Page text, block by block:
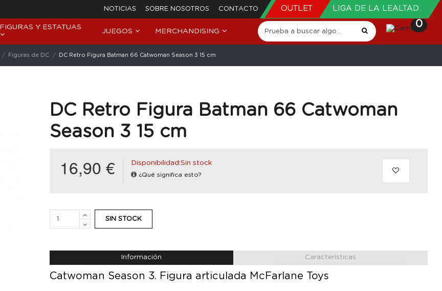
NOTICIAS SOBRE NOSOTROS CONTACTO OUTLET LIGA DE LA LEALTAD
FIGURAS Y ESTATUAS
JUEGOS MERCHANDISING
0
Figuras de DC DC Retro Figura Batman 66 Catwoman Season 3 15 cm
DC Retro Figura Batman 66 Catwoman
Season 3 15 cm
16,90 € Disponibilidad:Sin stock
¿Qué significa esto?
SIN STOCK
Información Características
Catwoman Season 3. Figura articulada McFarlane Toys